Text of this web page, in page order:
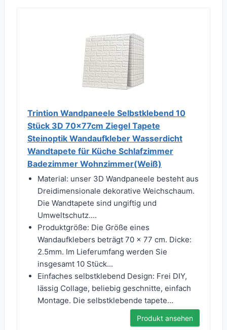
Trintion Wandpaneele Selbstklebend 10
Stück 3D 70x77cm Ziegel Tapete
Steinoptik Wandaufkleber Wasserdicht
Wandtapete für Küche Schlafzimmer
Badezimmer Wohnzimmer(Weiß)
Material: unser 3D Wandpaneele besteht aus
Dreidimensionale dekorative Weichschaum.
Die Wandtapete sind ungiftig und
Umweltschutz....
Produktgröße: Die Größe eines
Wandaufklebers beträgt 70 x 77 cm. Dicke:
2.5mm. Im Lieferumfang werden Sie
insgesamt 10 Stück...
Einfaches selbstklebend Design: Frei DIY,
lässig Collage, beliebig geschnitte, einfach
Montage. Die selbstklebende tapete...
Produkt ansehen